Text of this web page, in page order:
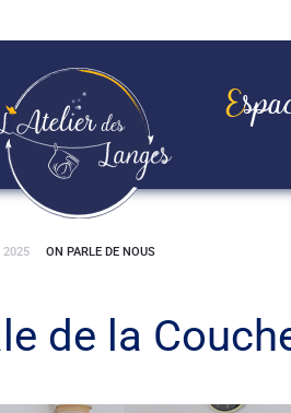
2025 ON PARLE DE NOUS
de la